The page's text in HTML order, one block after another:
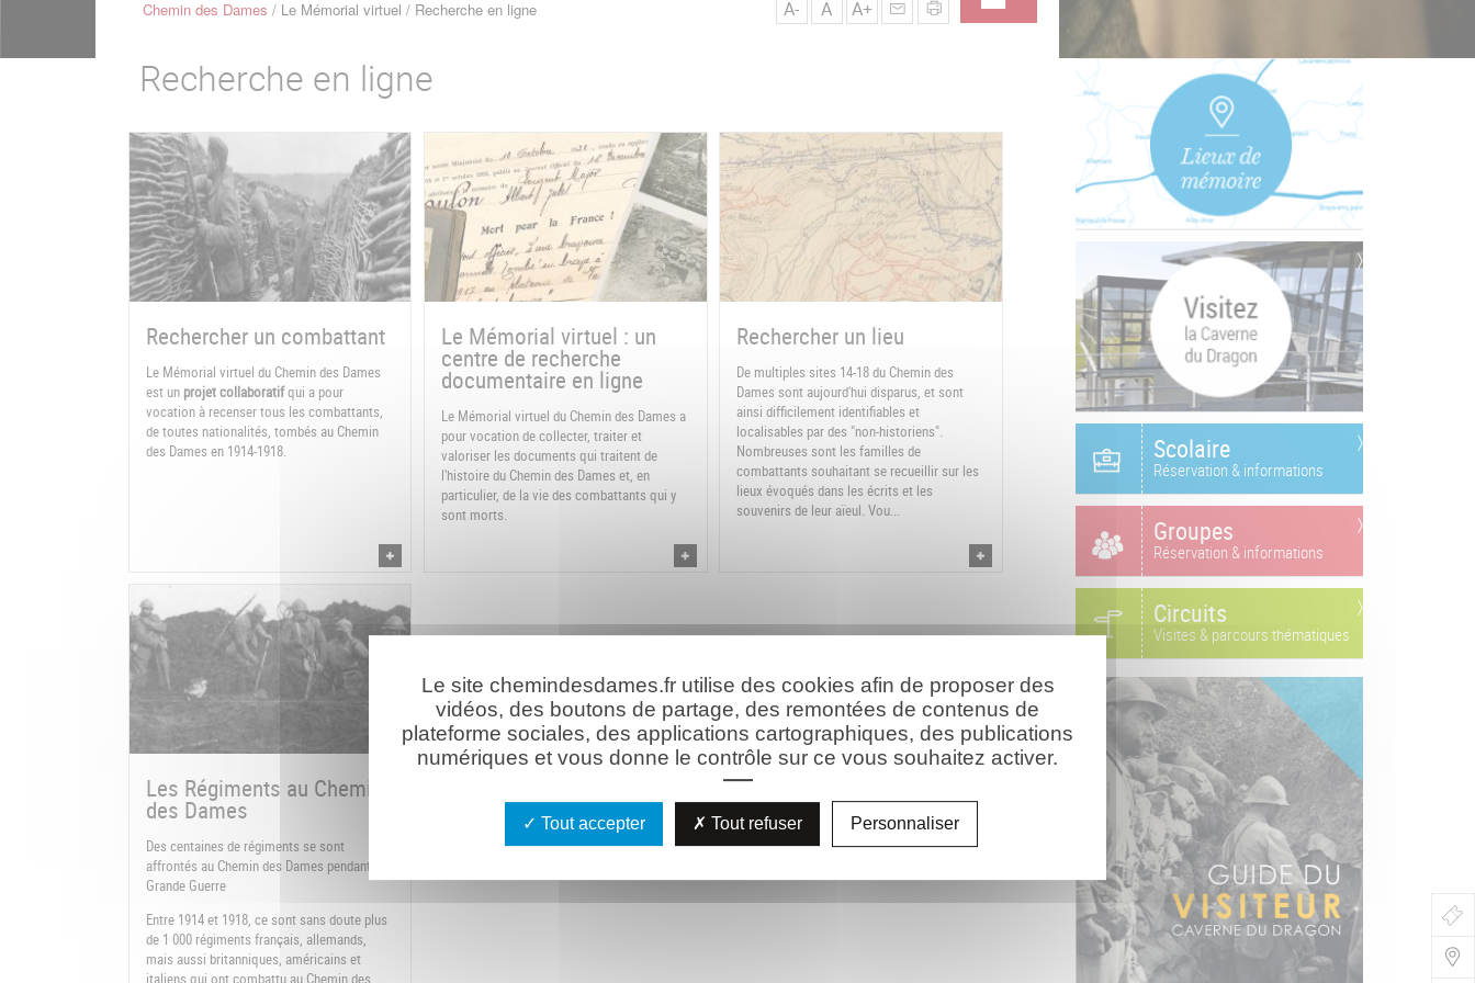
de
Fil
Chemin des Dames Le Mémorial virtuel Recherche en ligne A- A A+
Recherche en ligne
Rechercher un combattant
Le Mémorial virtuel du Chemin des Dames
est un projet collaboratifqui a pour
vocation à recenser tous les combattants,
de toutes nationalités, tombés au Chemin
des Dames en 1914-1918.
Le Mémorial virtuel : un
centre de recherche
documentaire en ligne
Le Mémorial virtuel du Chemin des Dames a
pour vocation de collecter, traiter et
valoriser les documents qui traitent de
l'histoire du Chemin des Dames et, en
particulier, de la vie des combattants qui y
sont morts.
Rechercher un lieu
De multiples sites 14-18 du Chemin des
Dames sont aujourd'hui disparus, et sont
ainsi difficilement identifiables et
localisables par des "non-historiens".
Nombreuses sont les familles de
combattants souhaitant se recueillir sur les
lieux évoqués dans les écrits et les
souvenirs de leur aïeul. Vou...
Les Régiments au Chemin
des Dames
Des centaines de régiments se sont
affrontés au Chemin des Dames pendant la
Grande Guerre
Entre 1914 et 1918, ce sont sans doute plus
de 1 000 régiments français, allemands,
mais aussi britanniques, américains et
italiens qui ont combattu au Chemin des
Scolaire
Réservation & informations
Groupes
Réservation & informations
Circuits
Visites & parcours thématiques
Le site chemindesdames.fr utilise des cookies afin de proposer des
vidéos, des boutons de partage, des remontées de contenus de
plateforme sociales, des applications cartographiques, des publications
numériques et vous donne le contrôle sur ce vous souhaitez activer.
Tout accepter Tout refuser Personnaliser